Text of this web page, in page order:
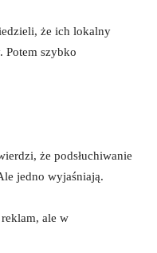
że ich lokalny
Potem szybko
że podsłuchiwanie
jedno wyjaśniają.
ale w